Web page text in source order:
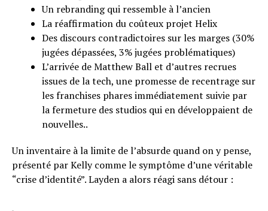
Un rebranding qui ressemble à l’ancien
La réaffirmation du coûteux projet Helix
Des discours contradictoires sur les marges (30%
jugées dépassées, 3% jugées problématiques)
L’arrivée de Matthew Ball et d’autres recrues
issues de la tech, une promesse de recentrage sur
les franchises phares immédiatement suivie par
la fermeture des studios qui en développaient de
nouvelles..
Un inventaire à la limite de l’absurde quand on y pense,
présenté par Kelly comme le symptôme d’une véritable
“crise d’identité”. Layden a alors réagi sans détour :